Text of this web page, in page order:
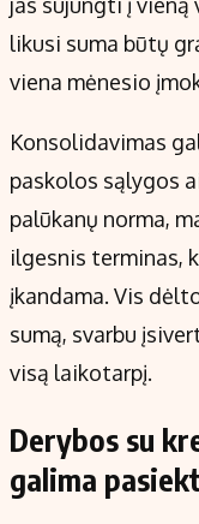
likusi suma būtų
viena mėnesio
Konsolidavimas
paskolos sąlygos
palūkanų norma,
ilgesnis terminas,
įkandama. Vis
sumą, svarbu
visą laikotarpį.
Derybos su
galima